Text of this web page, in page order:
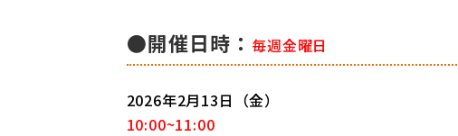
●開催日時： 毎週金曜日
2026年2月13日（金）
10:00~11:00